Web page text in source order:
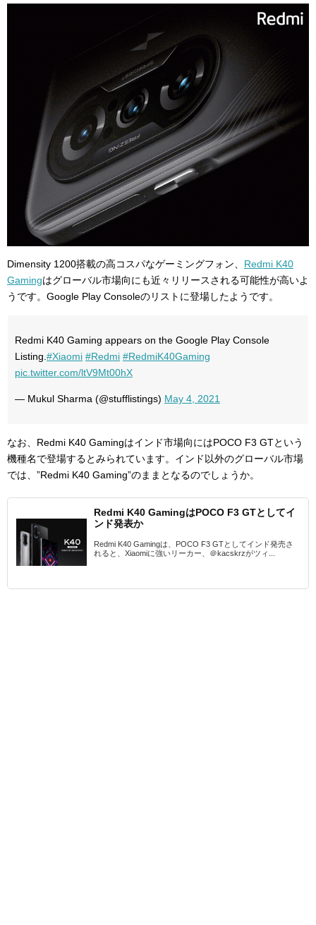
Dimensity 1200搭載の高コスパなゲーミングフォン、 Redmi K40
Gamingはグローバル市場向にも近々リリースされる可能性が高いよ
うです。Google Play Consoleのリストに登場したようです。
Redmi K40 Gaming appears on the Google Play Console
Listing.#Xiaomi #Redmi #RedmiK40Gaming
pic.twitter.com/ltV9Mt00hX
— Mukul Sharma (@stufflistings) May 4, 2021
なお、Redmi K40 Gamingはインド市場向にはPOCO F3 GTという
機種名で登場するとみられています。インド以外のグローバル市場
では、”Redmi K40 Gaming”のままとなるのでしょうか。
Redmi K40 GamingはPOCO F3 GTとしてイ
ンド発表か
Redmi K40 Gamingは、POCO F3 GTとしてインド発売さ
れると、Xiaomiに強いリーカー、＠kacskrzがツィ...